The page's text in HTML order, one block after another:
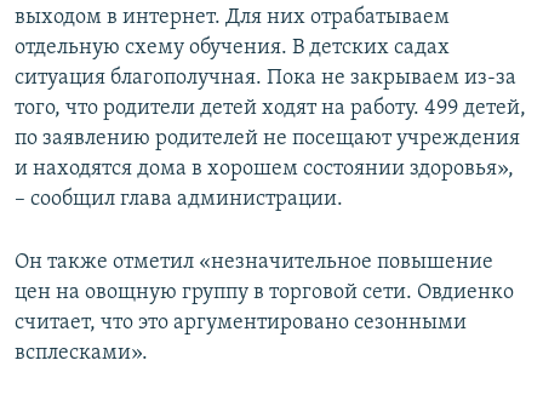
выходом в интернет. Для них отрабатываем
отдельную схему обучения. В детских садах
ситуация благополучная. Пока не закрываем из-за
того, что родители детей ходят на работу. 499 детей,
по заявлению родителей не посещают учреждения
и находятся дома в хорошем состоянии здоровья»,
– сообщил глава администрации.
Он также отметил «незначительное повышение
цен на овощную группу в торговой сети. Овдиенко
считает, что это аргументировано сезонными
всплесками».